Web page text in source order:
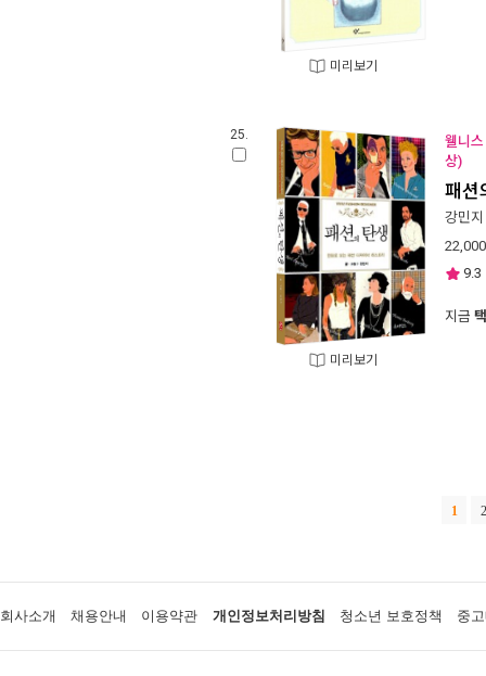
미리보기
25.
미리보기
웰니
상)
패션
강민지
22,000
9.3
지금
1 2
회사소개 채용안내 이용약관 개인정보처리방침 청소년 보호정책 중